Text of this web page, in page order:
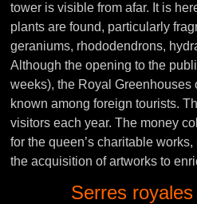
tower is visible from afar. It is
plants are found, particularly
geraniums, rhododendrons,
Although the opening to the
weeks), the Royal Greenhouses
known among foreign tourists.
visitors each year. The money
for the queen’s charitable
the acquisition of artworks to
Serres